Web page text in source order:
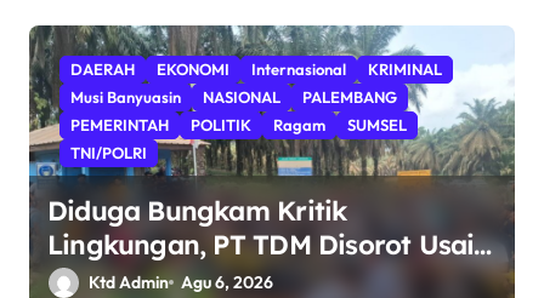
DAERAH EKONOMI Internasional
KRIMINAL
Musi Banyuasin
NASIONAL
PALEMBANG
PEMERINTAH
POLITIK Ragam
SUMSEL
TNI/POLRI
Diduga Bungkam Kritik
Lingkungan, PT TDM Disorot Usai
Aksi Damai Gagal Digelar; POSE RI
Ktd Admin Agu 6, 2026